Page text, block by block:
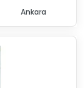
Ankara